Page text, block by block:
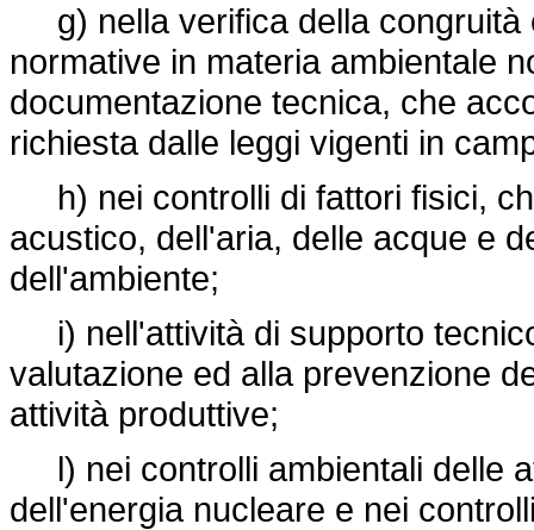
g) nella verifica della congruità
normative in materia ambientale
documentazione tecnica, che
richiesta dalle leggi vigenti in
h) nei controlli di fattori fisici,
acustico, dell'aria, delle acque e
dell'ambiente;
i) nell'attività di supporto
valutazione ed alla prevenzione
attività produttive;
l) nei controlli ambientali delle
dell'energia nucleare e nei